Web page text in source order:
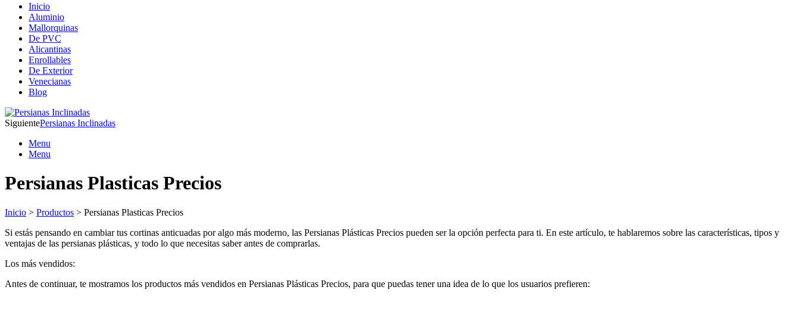
Inicio
Aluminio
Mallorquinas
De PVC
Alicantinas
Enrollables
De Exterior
Venecianas
Blog
SiguientePersianas Inclinadas
Menu
Menu
Persianas Plasticas Precios
Inicio > Productos > Persianas Plasticas Precios
Si estás pensando en cambiar tus cortinas anticuadas por algo más moderno, las Persianas Plásticas Precios pueden ser la opción perfecta para ti. En este artículo, te hablaremos sobre las características, tipos y
ventajas de las persianas plásticas, y todo lo que necesitas saber antes de comprarlas.
Los más vendidos:
Antes de continuar, te mostramos los productos más vendidos en Persianas Plásticas Precios, para que puedas tener una idea de lo que los usuarios prefieren: